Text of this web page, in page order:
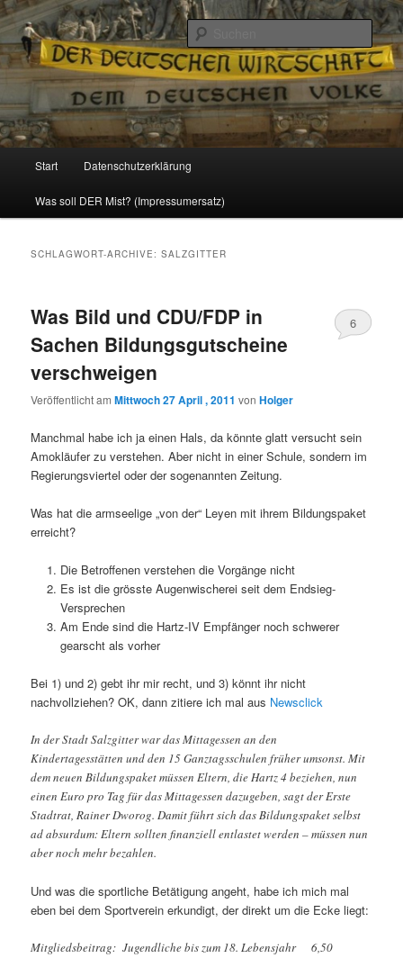
Reizzentrum
Politik, Wirtschaft, Soziales und Gesellschaft
Zum
Inhalt
Zum
sekundären
Start Datenschutzerklärung
Was soll DER Mist? (Impressumersatz)
SCHLAGWORT-ARCHIVE:SALZGITTER
Was Bild und CDU/FDP in
Sachen Bildungsgutscheine
verschweigen
Veröffentlicht amMittwoch 27 April , 2011 vonHolger
6
Manchmal habe ich ja einen Hals, da könnte glatt versucht sein
Amokläufer zu verstehen. Aber nicht in einer Schule, sondern im
Regierungsviertel oder der sogenannten Zeitung.
Was hat die armseelige „von der“ Leyen mit ihrem Bildungspaket
erreicht?
Die Betroffenen verstehen die Vorgänge nicht
Es ist die grösste Augenwischerei seit dem Endsieg-
Versprechen
Am Ende sind die Hartz-IV Empfänger noch schwerer
gearscht als vorher
Bei 1) und 2) gebt ihr mir recht, und 3) könnt ihr nicht
nachvollziehen? OK, dann zitiere ich mal aus Newsclick
In der Stadt Salzgitter war das Mittagessen an den
Kindertagesstätten und den 15 Ganztagsschulen früher umsonst. Mit
dem neuen Bildungspaket müssen Eltern, die Hartz 4 beziehen, nun
einen Euro pro Tag für das Mittagessen dazugeben, sagt der Erste
Stadtrat, Rainer Dworog. Damit führt sich das Bildungspaket selbst
ad absurdum: Eltern sollten finanziell entlastet werden – müssen nun
aber noch mehr bezahlen.
Und was die sportliche Betätigung angeht, habe ich mich mal
eben bei dem Sportverein erkundigt, der direkt um die Ecke liegt:
Mitgliedsbeitrag: Jugendliche bis zum 18. Lebensjahr 6,50